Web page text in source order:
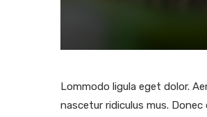
Lommodo ligula eget dolor.
nascetur ridiculus mus.